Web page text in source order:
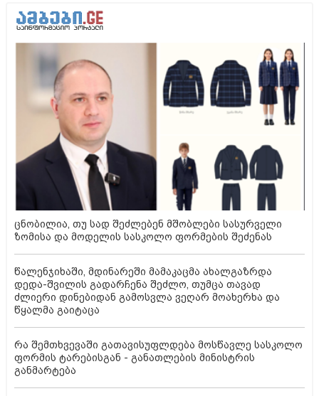
ცნობილია, თუ სად შეძლებენ მშობლები სასურველი
ზომისა და მოდელის სასკოლო ფორმების შეძენას
წალენჯიხაში, მდინარეში მამაკაცმა ახალგაზრდა
დედა-შვილის გადარჩენა შეძლო, თუმცა თავად
ძლიერი დინებიდან გამოსვლა ვეღარ მოახერხა და
წყალმა გაიტაცა
რა შემთხვევაში გათავისუფლდება მოსწავლე სასკოლო
ფორმის ტარებისგან - განათლების მინისტრის
განმარტება